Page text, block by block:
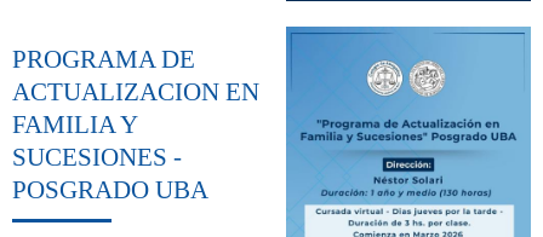
PROGRAMA DE
ACTUALIZACION EN
FAMILIA Y
SUCESIONES -
POSGRADO UBA